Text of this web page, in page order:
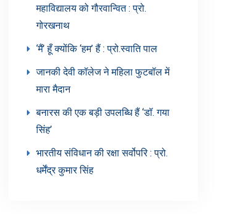
महाविद्यालय को गौरवान्वित : प्रो.
गोरखनाथ
‘मैं’ हूँ क्योंकि ‘हम’ हैं : प्रो.स्वाति पाल
जानकी देवी कॉलेज ने महिला फुटबॉल में
मारा मैदान
बनारस की एक बड़ी उपलब्धि हैं ‘डॉ. गया
सिंह’
भारतीय संविधान की रक्षा सर्वोपरि : प्रो.
धर्मेंद्र कुमार सिंह